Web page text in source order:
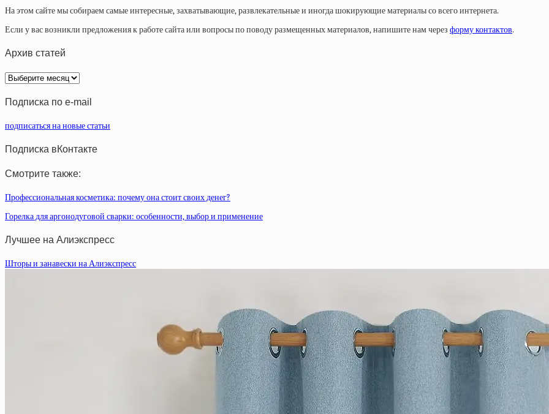
На этом сайте мы собираем самые интересные, захватывающие, развлекательные и иногда шокирующие материалы со всего интернета.
Если у вас возникли предложения к работе сайта или вопросы по поводу размещенных материалов, напишите нам через форму контактов.
Архив статей
Архив
статей
Подписка по e-mail
подписаться на новые статьи
Подписка вКонтакте
Смотрите также:
Профессиональная косметика: почему она стоит своих денег?
Горелка для аргонодуговой сварки: особенности, выбор и применение
Лучшее на Алиэкспресс
Шторы и занавески на Алиэкспресс